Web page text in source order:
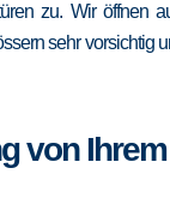
zu. Wir öffnen
sehr vorsichtig
von